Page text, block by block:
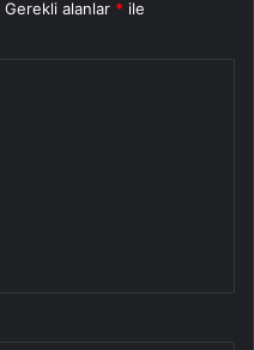
Gerekli alanlar * ile